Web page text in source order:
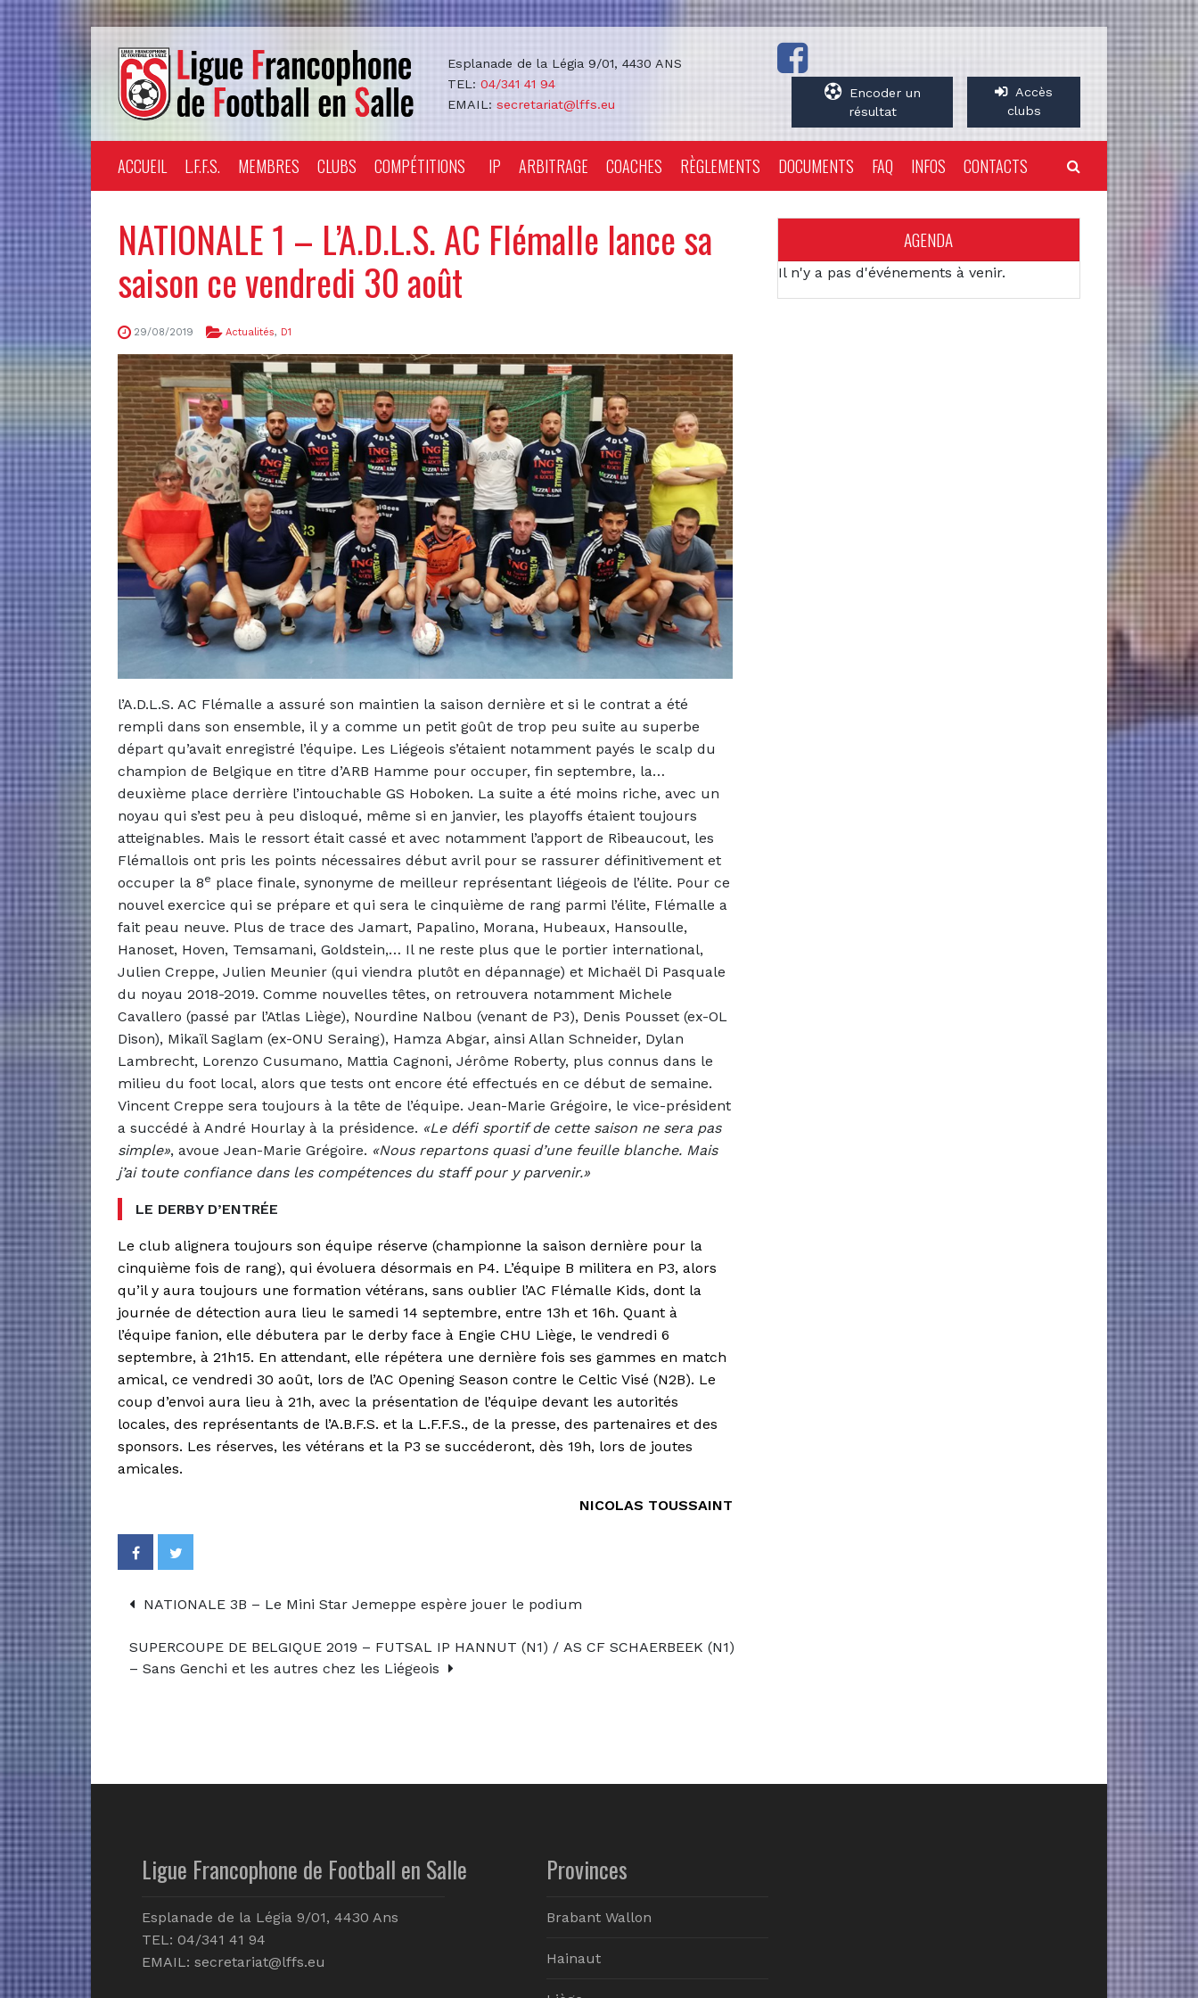
Esplanade de la Légia 9/01, 4430 ANS
TEL: 04/341 41 94
EMAIL: secretariat@lffs.eu
Encoder un
résultat
Accès
clubs
ACCUEIL L.F.F.S. MEMBRES CLUBS COMPÉTITIONS IP ARBITRAGE COACHES RÈGLEMENTS DOCUMENTS FAQ INFOS CONTACTS
NATIONALE 1 – L’A.D.L.S. AC Flémalle lance sa
saison ce vendredi 30 août
29/08/2019 Actualités, D1
l’A.D.L.S. AC Flémalle a assuré son maintien la saison dernière et si le contrat a été
rempli dans son ensemble, il y a comme un petit goût de trop peu suite au superbe
départ qu’avait enregistré l’équipe. Les Liégeois s’étaient notamment payés le scalp du
champion de Belgique en titre d’ARB Hamme pour occuper, fin septembre, la…
deuxième place derrière l’intouchable GS Hoboken. La suite a été moins riche, avec un
noyau qui s’est peu à peu disloqué, même si en janvier, les playoffs étaient toujours
atteignables. Mais le ressort était cassé et avec notamment l’apport de Ribeaucout, les
Flémallois ont pris les points nécessaires début avril pour se rassurer définitivement et
occuper la 8e place finale, synonyme de meilleur représentant liégeois de l’élite. Pour ce
nouvel exercice qui se prépare et qui sera le cinquième de rang parmi l’élite, Flémalle a
fait peau neuve. Plus de trace des Jamart, Papalino, Morana, Hubeaux, Hansoulle,
Hanoset, Hoven, Temsamani, Goldstein,… Il ne reste plus que le portier international,
Julien Creppe, Julien Meunier (qui viendra plutôt en dépannage) et Michaël Di Pasquale
du noyau 2018-2019. Comme nouvelles têtes, on retrouvera notamment Michele
Cavallero (passé par l’Atlas Liège), Nourdine Nalbou (venant de P3), Denis Pousset (ex-OL
Dison), Mikaïl Saglam (ex-ONU Seraing), Hamza Abgar, ainsi Allan Schneider, Dylan
Lambrecht, Lorenzo Cusumano, Mattia Cagnoni, Jérôme Roberty, plus connus dans le
milieu du foot local, alors que tests ont encore été effectués en ce début de semaine.
Vincent Creppe sera toujours à la tête de l’équipe. Jean-Marie Grégoire, le vice-président
a succédé à André Hourlay à la présidence. «Le défi sportif de cette saison ne sera pas
simple», avoue Jean-Marie Grégoire. «Nous repartons quasi d’une feuille blanche. Mais
j’ai toute confiance dans les compétences du staff pour y parvenir.»
LE DERBY D’ENTRÉE
Le club alignera toujours son équipe réserve (championne la saison dernière pour la
cinquième fois de rang), qui évoluera désormais en P4. L’équipe B militera en P3, alors
qu’il y aura toujours une formation vétérans, sans oublier l’AC Flémalle Kids, dont la
journée de détection aura lieu le samedi 14 septembre, entre 13h et 16h. Quant à
l’équipe fanion, elle débutera par le derby face à Engie CHU Liège, le vendredi 6
septembre, à 21h15. En attendant, elle répétera une dernière fois ses gammes en match
amical, ce vendredi 30 août, lors de l’AC Opening Season contre le Celtic Visé (N2B). Le
coup d’envoi aura lieu à 21h, avec la présentation de l’équipe devant les autorités
locales, des représentants de l’A.B.F.S. et la L.F.F.S., de la presse, des partenaires et des
sponsors. Les réserves, les vétérans et la P3 se succéderont, dès 19h, lors de joutes
amicales.
NICOLAS TOUSSAINT
NATIONALE 3B – Le Mini Star Jemeppe espère jouer le podium
SUPERCOUPE DE BELGIQUE 2019 – FUTSAL IP HANNUT (N1) / AS CF SCHAERBEEK (N1)
– Sans Genchi et les autres chez les Liégeois
AGENDA
Il n'y a pas d'événements à venir.
Ligue Francophone de Football en Salle
Esplanade de la Légia 9/01, 4430 Ans
TEL: 04/341 41 94
EMAIL: secretariat@lffs.eu
Provinces
Brabant Wallon
Hainaut